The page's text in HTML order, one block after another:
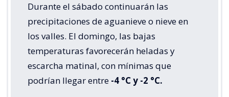
Durante el sábado continuarán las
precipitaciones de aguanieve o nieve en
los valles. El domingo, las bajas
temperaturas favorecerán heladas y
escarcha matinal, con mínimas que
podrían llegar entre -4 °C y -2 °C.